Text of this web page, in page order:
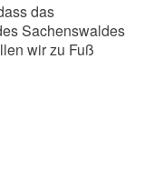
das
Sachenswaldes
wir zu Fuß